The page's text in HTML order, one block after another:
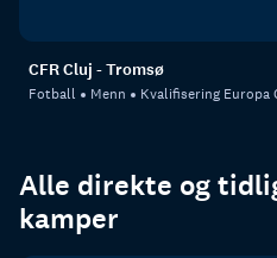
CFR Cluj - Tromsø
Fotball Menn Kvalifisering Europa
Alle direkte og
kamper